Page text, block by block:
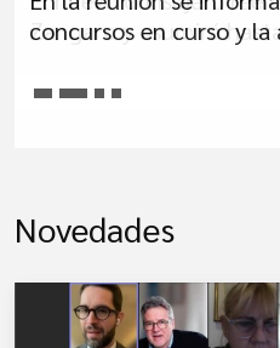
concursos en curso y
Zangaro y asumirá
Novedades